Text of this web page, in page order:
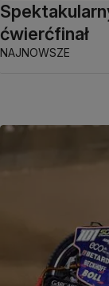
ćwierćfinał
NAJNOWSZE